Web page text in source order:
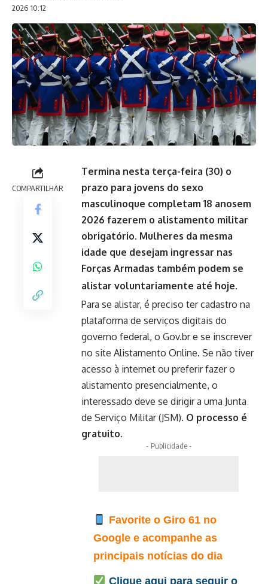
2026 10:12
COMPARTILHAR
Termina nesta terça-feira (30) o
prazo para jovens do sexo
masculinoque completam 18 anosem
2026 fazerem o alistamento militar
obrigatório. Mulheres da mesma
idade que desejam ingressar nas
Forças Armadas também podem se
alistar voluntariamente até hoje.
Para se alistar, é preciso ter cadastro na
plataforma de serviços digitais do
governo federal, o Gov.bre se inscrever
no site Alistamento Online. Se não tiver
acesso à internet ou preferir fazer o
alistamento presencialmente, o
interessado deve se dirigir a uma Junta
de Serviço Militar (JSM). O processo é
gratuito.
- Publicidade -
Favorite o Giro 61 no
Google e acompanhe as
principais notícias do dia
Clique aqui para seguir o